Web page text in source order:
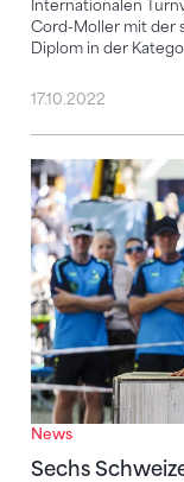
Internationalen
Cord-Moller mit der
Diplom in der
17.10.2022
News
Sechs
Sechs